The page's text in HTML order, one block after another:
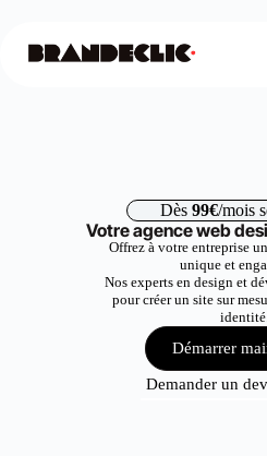
Dès 99€/mois
Votre agence web
Offrez à votre entreprise
unique et
Nos experts en design et
pour créer un site sur
Démarrer
Demander un